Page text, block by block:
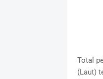
Total
(Laut)